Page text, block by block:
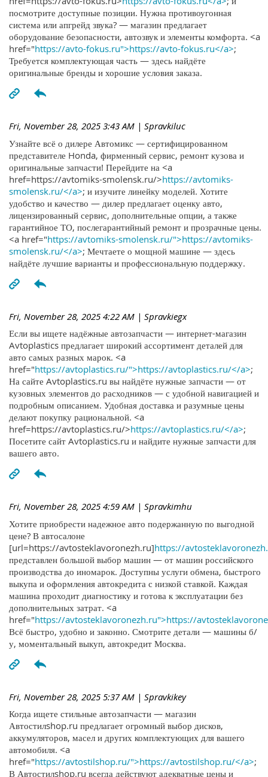
посмотрите доступные позиции. Нужна противоугонная
система или апгрейд звука? — магазин предлагает
оборудование безопасности, автозвук и элементы комфорта. <a
href="https://avto-fokus.ru">https://avto-fokus.ru</a>;
Требуется комплектующая часть — здесь найдёте
оригинальные бренды и хорошие условия заказа.
Fri, November 28, 2025 3:43 AM | Spravkiluc
Узнайте всё о дилере Автомикс — сертифицированном
представителе Honda, фирменный сервис, ремонт кузова и
оригинальные запчасти! Перейдите на <a
href=https://avtomiks-smolensk.ru/>https://avtomiks-
smolensk.ru/</a>; и изучите линейку моделей. Хотите
удобство и качество — дилер предлагает оценку авто,
лицензированный сервис, дополнительные опции, а также
гарантийное ТО, послегарантийный ремонт и прозрачные цены.
<a href="https://avtomiks-smolensk.ru/">https://avtomiks-
smolensk.ru/</a>; Мечтаете о мощной машине — здесь
найдёте лучшие варианты и профессиональную поддержку.
Fri, November 28, 2025 4:22 AM | Spravkiegx
Если вы ищете надёжные автозапчасти — интернет-магазин
Avtoplastics предлагает широкий ассортимент деталей для
авто самых разных марок. <a
href="https://avtoplastics.ru/">https://avtoplastics.ru/</a>;
На сайте Avtoplastics.ru вы найдёте нужные запчасти — от
кузовных элементов до расходников — с удобной навигацией и
подробным описанием. Удобная доставка и разумные цены
делают покупку рациональной. <a
href=https://avtoplastics.ru/>https://avtoplastics.ru/</a>;
Посетите сайт Avtoplastics.ru и найдите нужные запчасти для
вашего авто.
Fri, November 28, 2025 4:59 AM | Spravkimhu
Хотите приобрести надежное авто подержанную по выгодной
цене? В автосалоне
[url=https://avtosteklavoronezh.ru]https://
представлен большой выбор машин — от машин российского
производства до иномарок. Доступны услуги обмена, быстрого
выкупа и оформления автокредита с низкой ставкой. Каждая
машина проходит диагностику и готова к эксплуатации без
дополнительных затрат. <a
href="https://avtosteklavoronezh.ru">https://
Всё быстро, удобно и законно. Смотрите детали — машины б/
у, моментальный выкуп, автокредит Москва.
Fri, November 28, 2025 5:37 AM | Spravkikey
Когда ищете стильные автозапчасти — магазин
Автостилshop.ru предлагает огромный выбор дисков,
аккумуляторов, масел и других комплектующих для вашего
автомобиля. <a
href="https://avtostilshop.ru/">https://avtostilshop.ru/</a>;
В Автостилshop.ru всегда действуют адекватные цены и